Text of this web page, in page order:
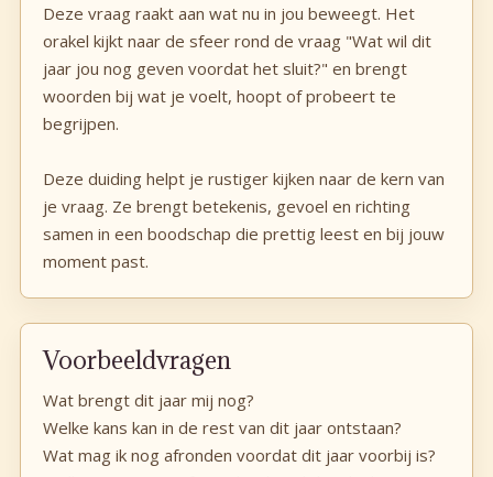
Deze vraag raakt aan wat nu in jou beweegt. Het
orakel kijkt naar de sfeer rond de vraag "Wat wil dit
jaar jou nog geven voordat het sluit?" en brengt
woorden bij wat je voelt, hoopt of probeert te
begrijpen.
Deze duiding helpt je rustiger kijken naar de kern van
je vraag. Ze brengt betekenis, gevoel en richting
samen in een boodschap die prettig leest en bij jouw
moment past.
Voorbeeldvragen
Wat brengt dit jaar mij nog?
Welke kans kan in de rest van dit jaar ontstaan?
Wat mag ik nog afronden voordat dit jaar voorbij is?